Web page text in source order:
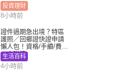
投資理財
8小時前
證件過期急出境？特區
護照／回鄉證快證申請
懶人包！資格/手續/費用
一文睇清
生活百科
4小時前